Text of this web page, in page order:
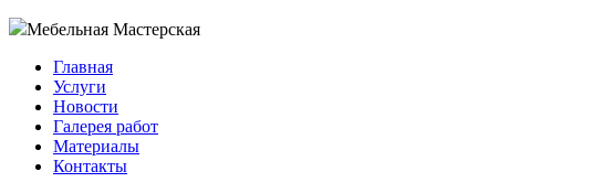
Мебельная Мастерская
Главная
Услуги
Новости
Галерея работ
Материалы
Контакты